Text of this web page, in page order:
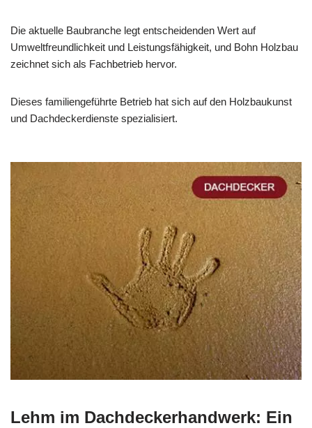
Die aktuelle Baubranche legt entscheidenden Wert auf
Umweltfreundlichkeit und Leistungsfähigkeit, und Bohn Holzbau
zeichnet sich als Fachbetrieb hervor.
Dieses familiengeführte Betrieb hat sich auf den Holzbaukunst
und Dachdeckerdienste spezialisiert.
Lehm im Dachdeckerhandwerk: Ein